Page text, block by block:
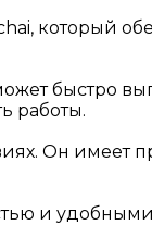
который
быстро
работы.
Он
и